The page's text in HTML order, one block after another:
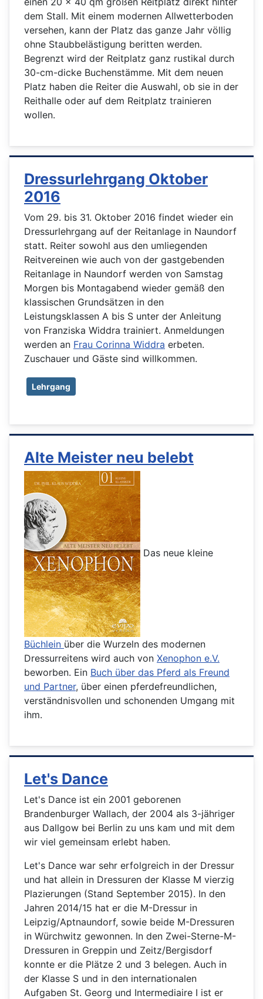
dem Stall. Mit einem modernen Allwetterboden
versehen, kann der Platz das ganze Jahr völlig
ohne Staubbelästigung beritten werden.
Begrenzt wird der Reitplatz ganz rustikal durch
30-cm-dicke Buchenstämme. Mit dem neuen
Platz haben die Reiter die Auswahl, ob sie in der
Reithalle oder auf dem Reitplatz trainieren
wollen.
Dressurlehrgang Oktober
2016
Vom 29. bis 31. Oktober 2016 findet wieder ein
Dressurlehrgang auf der Reitanlage in Naundorf
statt. Reiter sowohl aus den umliegenden
Reitvereinen wie auch von der gastgebenden
Reitanlage in Naundorf werden von Samstag
Morgen bis Montagabend wieder gemäß den
klassischen Grundsätzen in den
Leistungsklassen A bis S unter der Anleitung
von Franziska Widdra trainiert. Anmeldungen
werden an Frau Corinna Widdra erbeten.
Zuschauer und Gäste sind willkommen.
Lehrgang
Alte Meister neu belebt
Das neue kleine
Büchlein über die Wurzeln des modernen
Dressurreitens wird auch von Xenophon e.V.
beworben. Ein Buch über das Pferd als Freund
und Partner, über einen pferdefreundlichen,
verständnisvollen und schonenden Umgang mit
ihm.
Let's Dance
Let's Dance ist ein 2001 geborenen
Brandenburger Wallach, der 2004 als 3-jähriger
aus Dallgow bei Berlin zu uns kam und mit dem
wir viel gemeinsam erlebt haben.
Let's Dance war sehr erfolgreich in der Dressur
und hat allein in Dressuren der Klasse M vierzig
Plazierungen (Stand September 2015). In den
Jahren 2014/15 hat er die M-Dressur in
Leipzig/Aptnaundorf, sowie beide M-Dressuren
in Würchwitz gewonnen. In den Zwei-Sterne-M-
Dressuren in Greppin und Zeitz/Bergisdorf
konnte er die Plätze 2 und 3 belegen. Auch in
der Klasse S und in den internationalen
Aufgaben St. Georg und Intermediaire I ist er